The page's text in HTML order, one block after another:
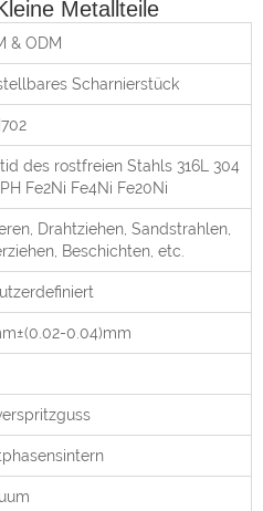
Metallteile
& ODM
Scharnierstück
des rostfreien Stahls 316L 304
Fe2Ni Fe4Ni Fe20Ni
Drahtziehen, Sandstrahlen,
Beschichten, etc.
0.04)mm